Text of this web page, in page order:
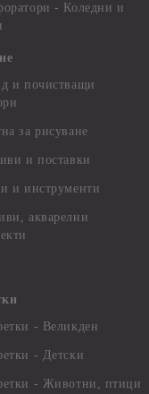
- Коледни и
и почистващи
за рисуване
и поставки
и инструменти
акварелни
- Великден
- Детски
- Животни, птици